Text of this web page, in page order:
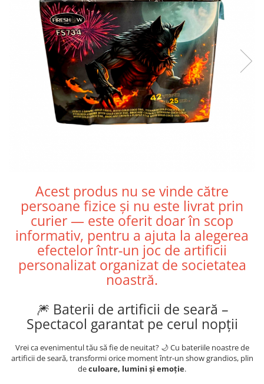
Acest produs nu se vinde către
persoane fizice și nu este livrat prin
curier — este oferit doar în scop
informativ, pentru a ajuta la alegerea
efectelor într-un joc de artificii
personalizat organizat de societatea
noastră.
🎆 Baterii de artificii de seară –
Spectacol garantat pe cerul nopții
Vrei ca evenimentul tău să fie de neuitat? 🌙 Cu bateriile noastre de
artificii de seară, transformi orice moment într-un show grandios, plin
deculoare, lumini și emoție.